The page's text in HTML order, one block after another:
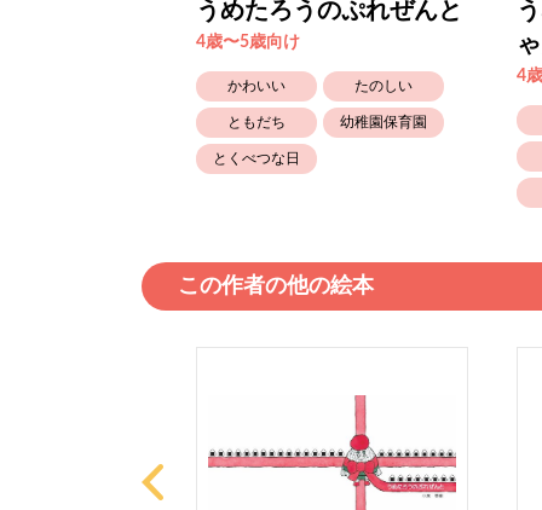
うめたろうのぷれぜんと
4歳〜5歳向け
かわいい たのしい
ともだち 幼稚園保育園
とくべつな日
4
この作者の他の絵本